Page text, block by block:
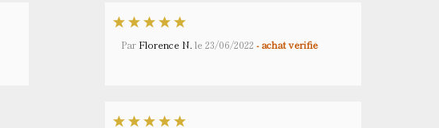
Par Florence N. le 23/06/2022 - achat vérifié